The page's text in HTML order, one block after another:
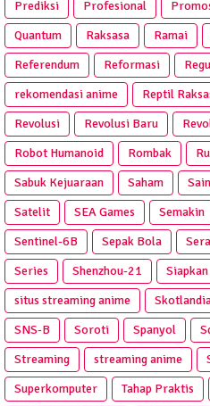
Prediksi
Profesional
Quantum
Raksasa Ramai
Referendum
Reformasi
rekomendasi anime
Reptil
Revolusi
Revolusi Baru
Robot Humanoid
Rombak
Sabuk Kejuaraan
Saham
Satelit
SEA Games Semakin
Sentinel-6B
Sepak Bola
Series
Shenzhou-21 Siapkan
situs streaming anime
SNS-B
Soroti Spanyol
Streaming
streaming anime
Superkomputer
Tahap Praktis